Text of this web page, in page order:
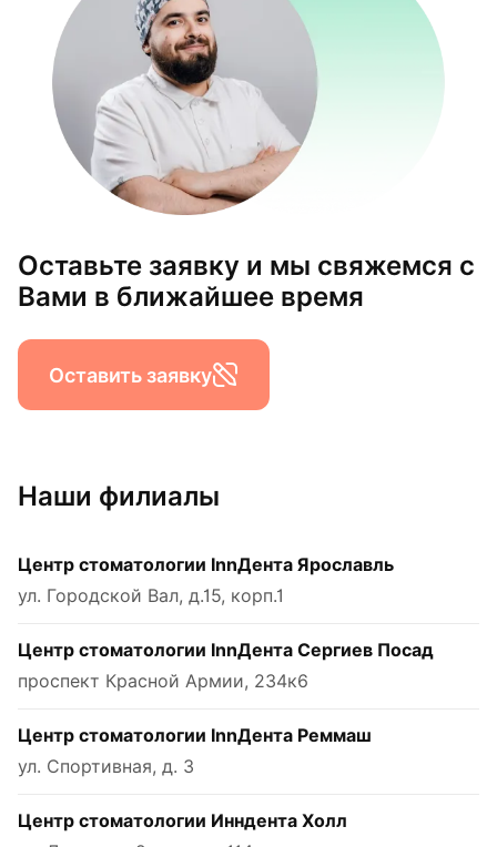
Оставьте заявку и мы свяжемся с
Вами в ближайшее время
Оставить заявку
Наши филиалы
Центр стоматологии InnДента Ярославль
ул. Городской Вал, д.15, корп.1
Центр стоматологии InnДента Сергиев Посад
проспект Красной Армии, 234к6
Центр стоматологии InnДента Реммаш
ул. Спортивная, д. 3
Центр стоматологии Инндента Холл